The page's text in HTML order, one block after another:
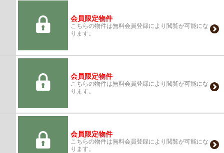
会員限定物件
こちらの物件は無料会員登録により閲覧が可能にな
ります。
会員限定物件
こちらの物件は無料会員登録により閲覧が可能にな
ります。
会員限定物件
こちらの物件は無料会員登録により閲覧が可能にな
ります。